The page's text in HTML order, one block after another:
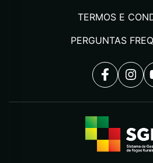
TERMOS E
PERGUNTAS